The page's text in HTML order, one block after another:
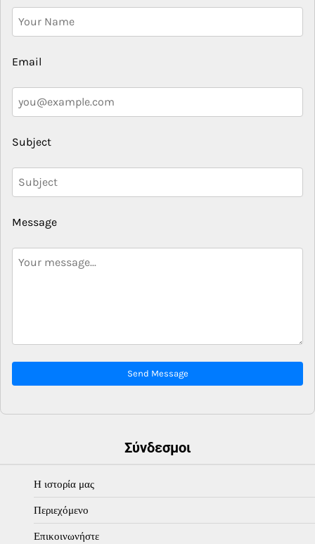
Email
Subject
Message
Send Message
Σύνδεσμοι
Η ιστορία μας
Περιεχόμενο
Επικοινωνήστε